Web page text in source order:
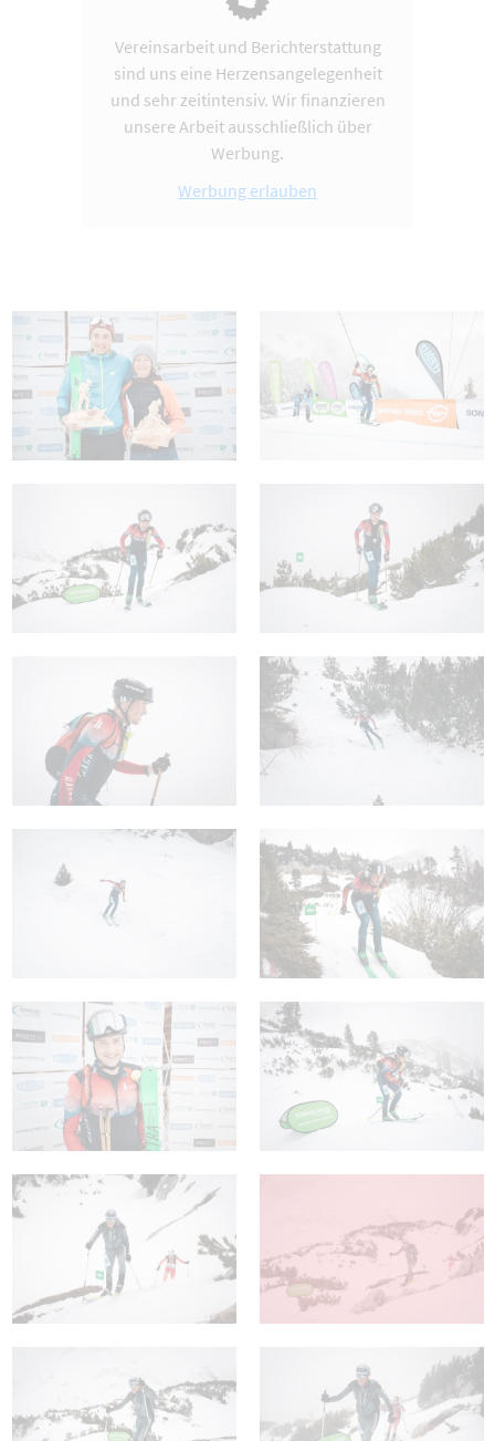
Vereinsarbeit und Berichterstattung
sind uns eine Herzensangelegenheit
und sehr zeitintensiv. Wir finanzieren
unsere Arbeit ausschließlich über
Werbung.
Werbung erlauben